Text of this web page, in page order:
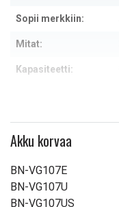
Sopii merkkiin:
Mitat:
Kapasiteetti:
Akku korvaa
BN-VG107E
BN-VG107U
BN-VG107US